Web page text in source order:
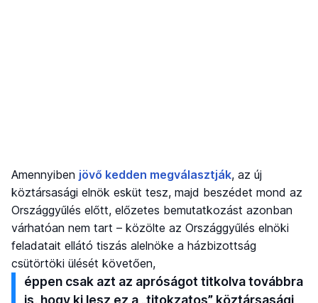
Amennyiben jövő kedden megválasztják, az új
köztársasági elnök esküt tesz, majd beszédet mond az
Országgyűlés előtt, előzetes bemutatkozást azonban
várhatóan nem tart – közölte az Országgyűlés elnöki
feladatait ellátó tiszás alelnöke a házbizottság
csütörtöki ülését követően,
éppen csak azt az apróságot titkolva továbbra
is, hogy ki lesz ez a „titokzatos” köztársasági